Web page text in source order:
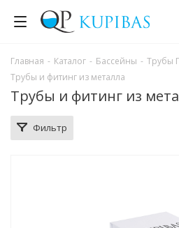
Главная - Каталог - Бассейны - Трубы
Трубы и фитинг из металла
Трубы и фитинг из
Фильтр